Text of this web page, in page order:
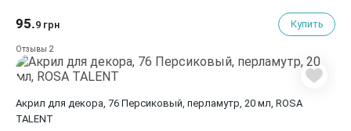
95.9 грн Купить
Отзывы 2
Акрил для декора, 76 Персиковый, перламутр, 20 мл, ROSA
TALENT